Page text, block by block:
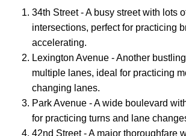
34th Street - A busy street with lots
intersections, perfect for practicing
accelerating.
Lexington Avenue - Another
multiple lanes, ideal for practicing
changing lanes.
Park Avenue - A wide boulevard
for practicing turns and lane
42nd Street - A major thoroughfare